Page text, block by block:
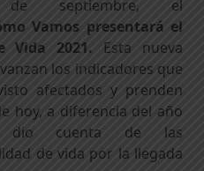
septiembre, el
Vamos presentará el
Vida 2021. Esta nueva
los indicadores que
afectados y prenden
hoy, a diferencia del año
dio cuenta de las
de vida por la llegada